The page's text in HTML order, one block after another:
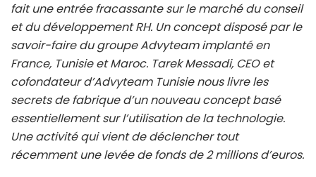
fait une entrée fracassante sur le marché du conseil
et du développement RH. Un concept disposé par le
savoir-faire du groupe Advyteam implanté en
France, Tunisie et Maroc. Tarek Messadi, CEO et
cofondateur d’Advyteam Tunisie nous livre les
secrets de fabrique d’un nouveau concept basé
essentiellement sur l’utilisation de la technologie.
Une activité qui vient de déclencher tout
récemment une levée de fonds de 2 millions d’euros.